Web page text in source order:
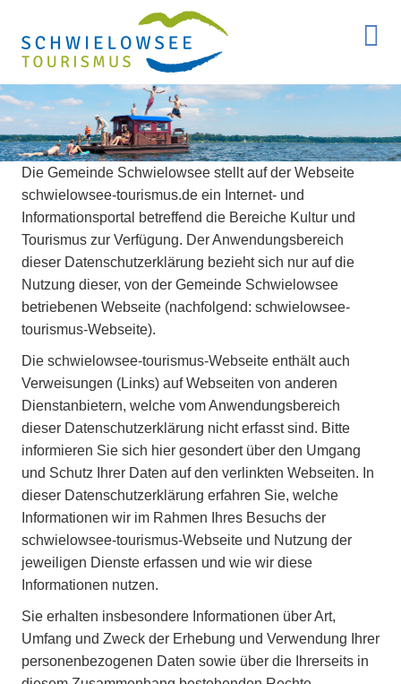
Die Gemeinde Schwielowsee stellt auf der Webseite
schwielowsee-tourismus.de ein Internet- und
Informationsportal betreffend die Bereiche Kultur und
Tourismus zur Verfügung. Der Anwendungsbereich
dieser Datenschutzerklärung bezieht sich nur auf die
Nutzung dieser, von der Gemeinde Schwielowsee
betriebenen Webseite (nachfolgend: schwielowsee-
tourismus-Webseite).
Die schwielowsee-tourismus-Webseite enthält auch
Verweisungen (Links) auf Webseiten von anderen
Dienstanbietern, welche vom Anwendungsbereich
dieser Datenschutzerklärung nicht erfasst sind. Bitte
informieren Sie sich hier gesondert über den Umgang
und Schutz Ihrer Daten auf den verlinkten Webseiten. In
dieser Datenschutzerklärung erfahren Sie, welche
Informationen wir im Rahmen Ihres Besuchs der
schwielowsee-tourismus-Webseite und Nutzung der
jeweiligen Dienste erfassen und wie wir diese
Informationen nutzen.
Sie erhalten insbesondere Informationen über Art,
Umfang und Zweck der Erhebung und Verwendung Ihrer
personenbezogenen Daten sowie über die Ihrerseits in